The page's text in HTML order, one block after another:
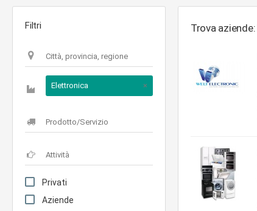
Filtri
Elettronica ×
Privati
Aziende
Trova aziende: